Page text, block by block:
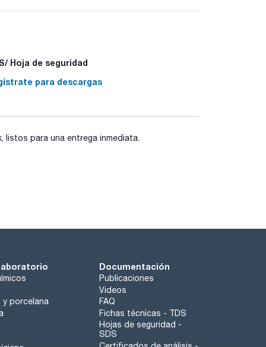
Hoja de seguridad
para descargas
para una entrega inmediata.
y porcelana
Documentación
Publicaciones
Videos
FAQ
Fichas técnicas - TDS
Hojas de seguridad -
SDS